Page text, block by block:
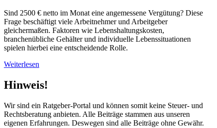
Sind 2500 € netto im Monat eine angemessene Vergütung? Diese
Frage beschäftigt viele Arbeitnehmer und Arbeitgeber
gleichermaßen. Faktoren wie Lebenshaltungskosten,
branchenübliche Gehälter und individuelle Lebenssituationen
spielen hierbei eine entscheidende Rolle.
Weiterlesen
Hinweis!
Wir sind ein Ratgeber-Portal und können somit keine Steuer- und
Rechtsberatung anbieten. Alle Beiträge stammen aus unseren
eigenen Erfahrungen. Deswegen sind alle Beiträge ohne Gewähr.